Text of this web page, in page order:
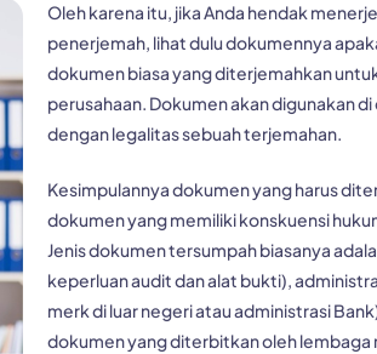
Oleh karena itu, jika Anda hendak
penerjemah, lihat dulu dokumennya
dokumen biasa yang diterjemahkan
perusahaan. Dokumen akan digunakan
dengan legalitas sebuah terjemahan.
Kesimpulannya dokumen yang harus
dokumen yang memiliki konskuensi
Jenis dokumen tersumpah biasanya
keperluan audit dan alat bukti),
merk di luar negeri atau administrasi
dokumen yang diterbitkan oleh lembaga